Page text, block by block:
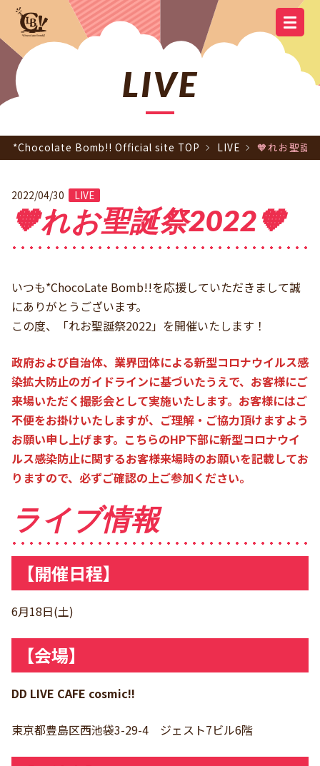
OFFICIAL SITE TOP
SCHEDULE DISCOGRAPHY
GOODS
YOUTUBE OFFICIAL LINE
OFFICIAL
LIVE
*Chocolate Bomb!! Official site TOP LIVE 🧡れお聖誕
2022/04/30 LIVE
🧡れお聖誕祭2022🧡
いつも*ChocoLate Bomb!!を応援していただきまして誠
にありがとうございます。
この度、「れお聖誕祭2022」を開催いたします！
政府および自治体、業界団体による新型コロナウイルス感
染拡大防止のガイドラインに基づいたうえで、お客様にご
来場いただく撮影会として実施いたします。お客様にはご
不便をお掛けいたしますが、ご理解・ご協力頂けますよう
お願い申し上げます。こちらのHP下部に新型コロナウイ
ルス感染防止に関するお客様来場時のお願いを記載してお
りますので、必ずご確認の上ご参加ください。
ライブ情報
【開催日程】
6月18日(土)
【会場】
DD LIVE CAFE cosmic!!
東京都豊島区西池袋3-29-4 ジェスト7ビル6階